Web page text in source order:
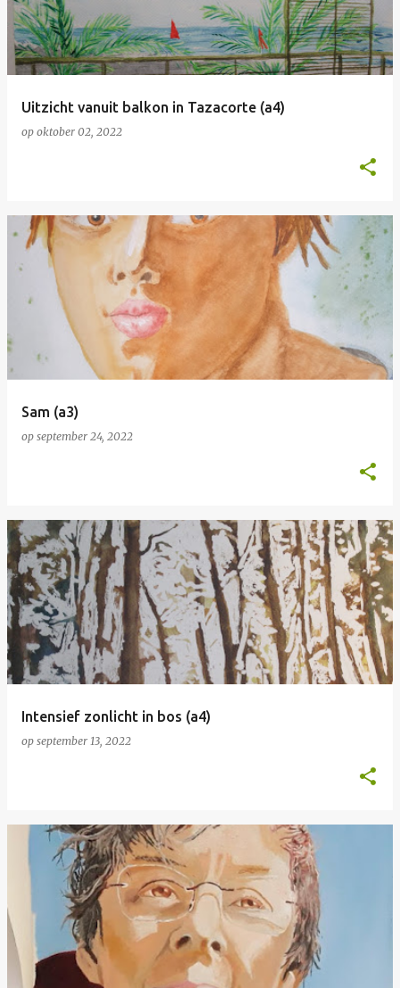
Uitzicht vanuit balkon in Tazacorte (a4)
op oktober 02, 2022
Sam (a3)
op september 24, 2022
Intensief zonlicht in bos (a4)
op september 13, 2022